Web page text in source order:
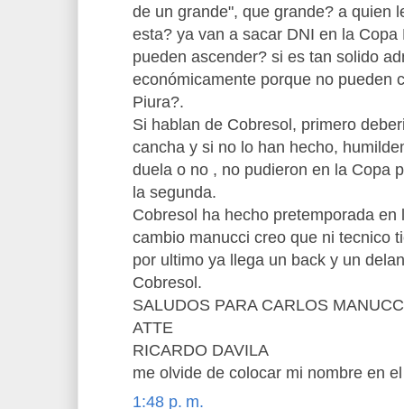
de un grande", que grande? a quien
esta? ya van a sacar DNI en la
pueden ascender? si es tan solido
económicamente porque no pueden
Piura?.
Si hablan de Cobresol, primero
cancha y si no lo han hecho,
duela o no , no pudieron en la Copa
la segunda.
Cobresol ha hecho pretemporada en
cambio manucci creo que ni tecnico
por ultimo ya llega un back y un
Cobresol.
SALUDOS PARA CARLOS
ATTE
RICARDO DAVILA
me olvide de colocar mi nombre en
1:48 p. m.